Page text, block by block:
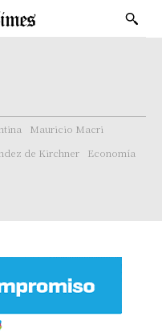
Mauricio Macri
de Kirchner
Economía